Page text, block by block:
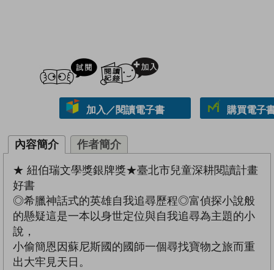
試閲
加入／閱讀電子書 購買電子
內容簡介 作者簡介
★ 紐伯瑞文學獎銀牌獎★臺北市兒童深耕閱讀計畫
好書
◎希臘神話式的英雄自我追尋歷程◎富偵探小說般
的懸疑這是一本以身世定位與自我追尋為主題的小
說，
小偷簡恩因蘇尼斯國的國師一個尋找寶物之旅而重
出大牢見天日。